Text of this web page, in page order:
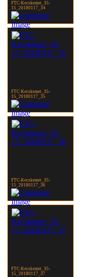
FTC-Kecskemet_35-
15_20180117_34
FTC-Kecskemet_35-
15_20180117_35
FTC-Kecskemet_35-
15_20180117_36
FTC-Kecskemet_35-
15_20180117_37